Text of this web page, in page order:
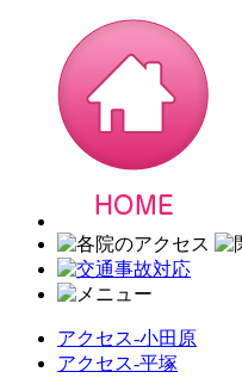
アクセス-小田原
アクセス-平塚